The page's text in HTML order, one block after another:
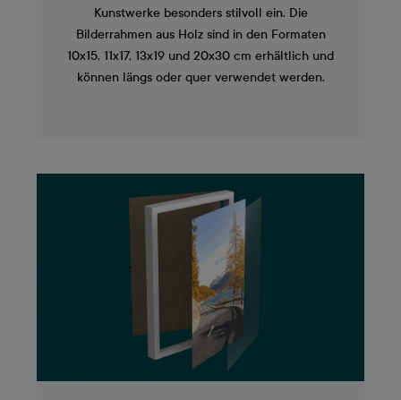
Kunstwerke besonders stilvoll ein. Die
Bilderrahmen aus Holz sind in den Formaten
10x15, 11x17, 13x19 und 20x30 cm erhältlich und
können längs oder quer verwendet werden.